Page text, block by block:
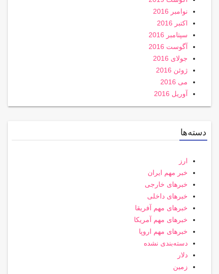
نوامبر 2016
اکتبر 2016
سپتامبر 2016
آگوست 2016
جولای 2016
ژوئن 2016
می 2016
آوریل 2016
دسته‌ها
ارز
خبر مهم ایران
خبرهای خارجی
خبرهای داخلی
خبرهای مهم آفریقا
خبرهای مهم آمریکا
خبرهای مهم اروپا
دسته‌بندی نشده
دلار
زمین